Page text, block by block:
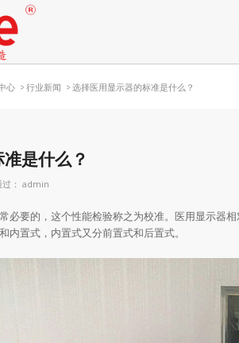
心 > 行业新闻 > 选择医用显示器的标准是什么？
是什么？
过： admin
必要的，这个性能检验称之为校准。医用显示器
内置式，内置式又分前置式和后置式。